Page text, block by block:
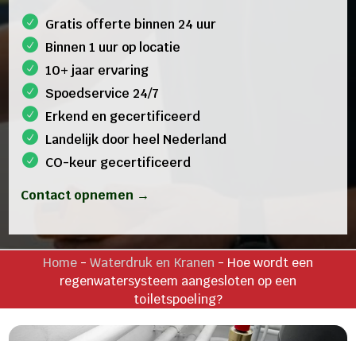
Gratis offerte binnen 24 uur
Binnen 1 uur op locatie
10+ jaar ervaring
Spoedservice 24/7
Erkend en gecertificeerd
Landelijk door heel Nederland
CO-keur gecertificeerd
Contact opnemen →
Home- Waterdruk en Kranen - Hoe wordt een
regenwatersysteem aangesloten op een
toiletspoeling?